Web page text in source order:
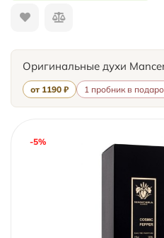
Оригинальные духи
от 1190 ₽ 1 пробник в
-5%